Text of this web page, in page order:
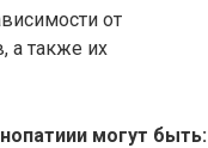
от
а также их
могут быть: